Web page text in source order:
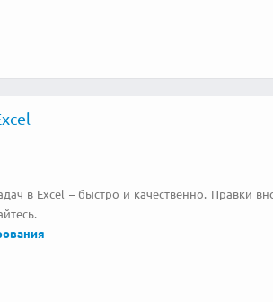
в Excel – быстро и качественно. Правки